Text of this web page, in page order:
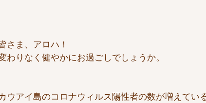
さま、アロハ！
わりなく健やかにお過ごしでしょうか。
ウアイ島のコロナウィルス陽性者の数が増えてい